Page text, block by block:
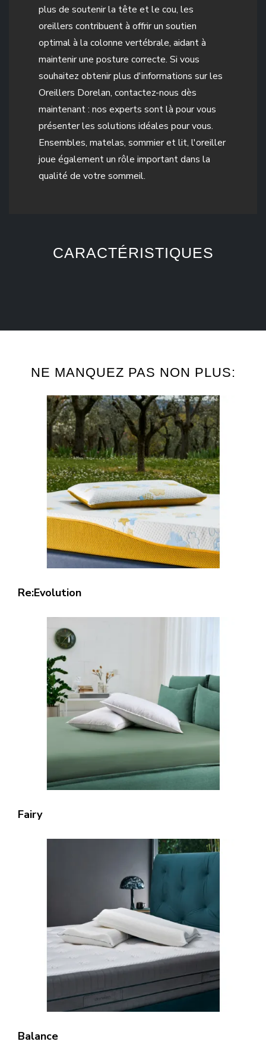
plus de soutenir la tête et le cou, les
oreillers contribuent à offrir un soutien
optimal à la colonne vertébrale, aidant à
maintenir une posture correcte. Si vous
souhaitez obtenir plus d'informations sur les
Oreillers Dorelan, contactez-nous dès
maintenant : nos experts sont là pour vous
présenter les solutions idéales pour vous.
Ensembles, matelas, sommier et lit, l'oreiller
joue également un rôle important dans la
qualité de votre sommeil.
CARACTÉRISTIQUES
NE MANQUEZ PAS NON PLUS:
Re:Evolution
Fairy
Balance